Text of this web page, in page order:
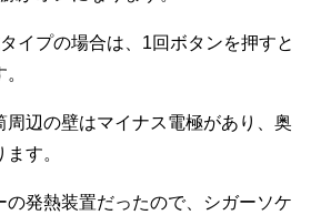
イプの場合は、1回ボタンを押すと
周辺の壁はマイナス電極があり、奥
す。
の発熱装置だったので、シガーソケ